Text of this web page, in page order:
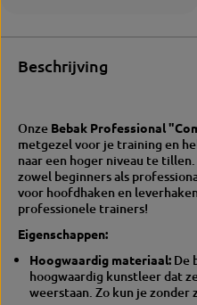
b
k
s
z
a
k
"
C
o
b
k
o
a
k
"
C
o
m
b
"
Beschrijving
Onze Bebak Professional
metgezel voor je training en
naar een hoger niveau te tillen.
zowel beginners als
voor hoofdhaken en
professionele trainers!
Eigenschappen:
Hoogwaardig materiaal: De
hoogwaardig kunstleer dat
weerstaan. Zo kun je zonder